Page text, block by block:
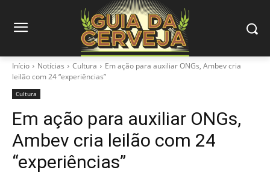
Início Notícias Cultura
Em ação para auxiliar ONGs, Ambev cria
leilão com 24 “experiências”
Cultura
Em ação para auxiliar ONGs,
Ambev cria leilão com 24
“experiências”